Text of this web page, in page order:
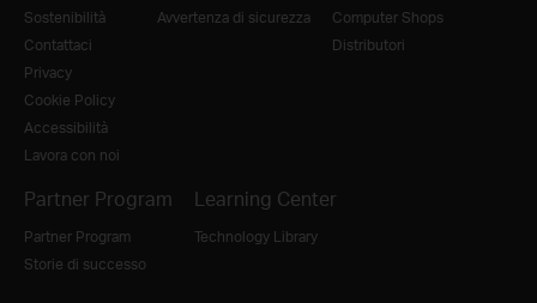
Sostenibilità
Contattaci
Privacy
Cookie Policy
Accessibilità
Lavora con noi
Avvertenza di sicurezza
Computer Shops
Distributori
Partner Program
Partner Program
Storie di successo
Learning Center
Technology Library